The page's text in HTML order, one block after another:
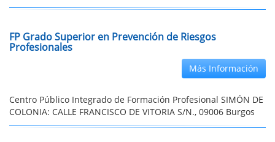
FP Grado Superior en Prevención de Riesgos
Profesionales
Más Información
Centro Público Integrado de Formación Profesional SIMÓN DE
COLONIA: CALLE FRANCISCO DE VITORIA S/N., 09006 Burgos